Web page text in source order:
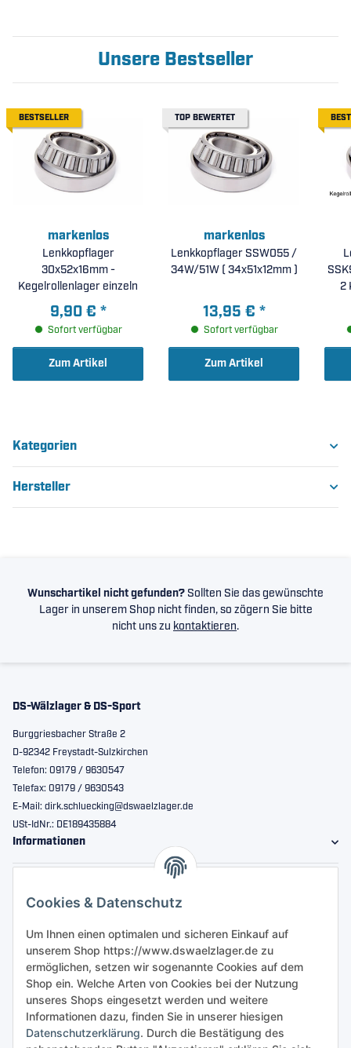
Cookies & Datenschutz
Um Ihnen einen optimalen und sicheren Einkauf auf
unserem Shop https://www.dswaelzlager.de zu
ermöglichen, setzen wir sogenannte Cookies auf dem
Shop ein. Welche Arten von Cookies bei der Nutzung
unseres Shops eingesetzt werden und weitere
Informationen dazu, finden Sie in unserer hiesigen
Datenschutzerklärung. Durch die Bestätigung des
Unsere Bestseller
BESTSELLER
markenlos
Lenkkopflager
30x52x16mm -
Kegelrollenlager einzeln
9,90 € *
Sofort verfügbar
Zum Artikel
TOP BEWERTET
markenlos
Lenkkopflager SSW055 /
34W/51W ( 34x51x12mm )
13,95 € *
Sofort verfügbar
Zum Artikel
2
Kategorien
Hersteller
Wunschartikel nicht gefunden? Sollten Sie das gewünschte
Lager in unserem Shop nicht finden, so zögern Sie bitte
nicht uns zu kontaktieren.
DS-Wälzlager & DS-Sport
Burggriesbacher Straße 2
D-92342 Freystadt-Sulzkirchen
Telefon: 09179 / 9630547
Telefax: 09179 / 9630543
E-Mail: dirk.schluecking@dswaelzlager.de
USt-IdNr.: DE189435884
Informationen